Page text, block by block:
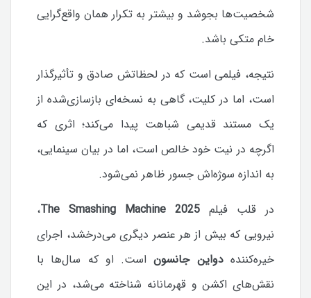
شخصیت‌ها بجوشد و بیشتر به تکرار همان واقع‌گرایی
خام متکی باشد.
نتیجه، فیلمی است که در لحظاتش صادق و تأثیرگذار
است، اما در کلیت، گاهی به نسخه‌ای بازسازی‌شده از
یک مستند قدیمی شباهت پیدا می‌کند؛ اثری که
اگرچه در نیت خود خالص است، اما در بیان سینمایی،
به اندازه سوژه‌اش جسور ظاهر نمی‌شود.
در قلب فیلم The Smashing Machine 2025،
نیرویی که بیش از هر عنصر دیگری می‌درخشد، اجرای
خیره‌کنندهدواین جانسوناست. او که سال‌ها با
نقش‌های اکشن و قهرمانانه شناخته می‌شد، در این